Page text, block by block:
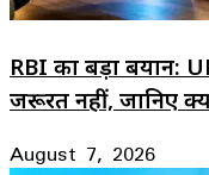
RBI का बड़ा बयान:
जरूरत नहीं, जानिए
August 7, 2026